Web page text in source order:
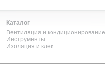
Каталог
Вентиляция и кондиционирование
Инструменты
Изоляция и клеи